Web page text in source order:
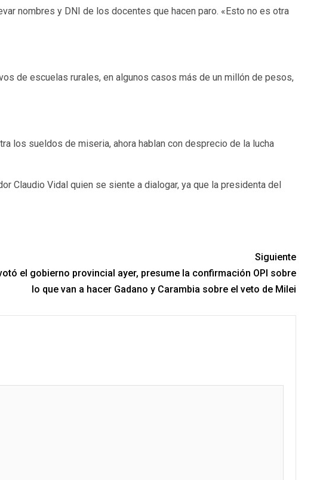
nombres y DNI de los docentes que hacen paro. «Esto no es otra
de escuelas rurales, en algunos casos más de un millón de pesos,
los sueldos de miseria, ahora hablan con desprecio de la lucha
Claudio Vidal quien se siente a dialogar, ya que la presidenta del
Siguiente
el gobierno provincial ayer, presume la confirmación OPI sobre
lo que van a hacer Gadano y Carambia sobre el veto de Milei